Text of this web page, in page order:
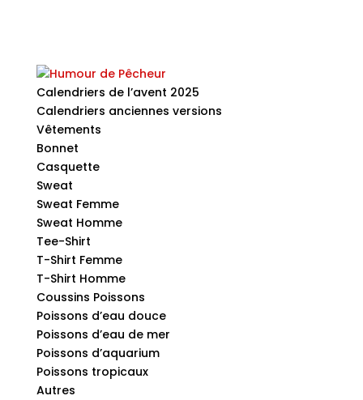
Calendriers de l’avent 2025
Calendriers anciennes versions
Vêtements
Bonnet
Casquette
Sweat
Sweat Femme
Sweat Homme
Tee-Shirt
T-Shirt Femme
T-Shirt Homme
Coussins Poissons
Poissons d’eau douce
Poissons d’eau de mer
Poissons d’aquarium
Poissons tropicaux
Autres